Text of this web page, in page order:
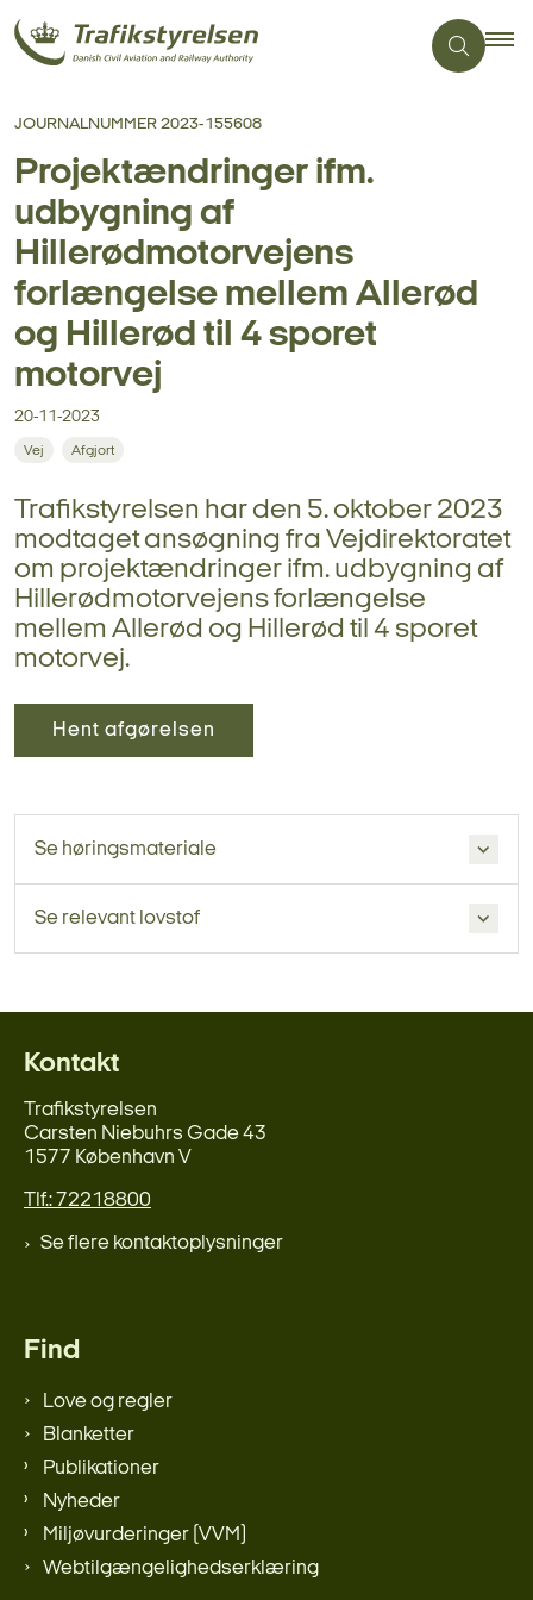
JOURNALNUMMER 2023-155608
Projektændringer ifm.
udbygning af
Hillerødmotorvejens
forlængelse mellem Allerød
og Hillerød til 4 sporet
motorvej
20-11-2023
Vej Afgjort
Trafikstyrelsen har den 5. oktober 2023
modtaget ansøgning fra Vejdirektoratet
om projektændringer ifm. udbygning af
Hillerødmotorvejens forlængelse
mellem Allerød og Hillerød til 4 sporet
motorvej.
Hent afgørelsen
Se høringsmateriale
Se relevant lovstof
Kontakt
Trafikstyrelsen
Carsten Niebuhrs Gade 43
1577 København V
Tlf.: 72218800
Se flere kontaktoplysninger
Find
Love og regler
Blanketter
Publikationer
Nyheder
Miljøvurderinger (VVM)
Webtilgængelighedserklæring